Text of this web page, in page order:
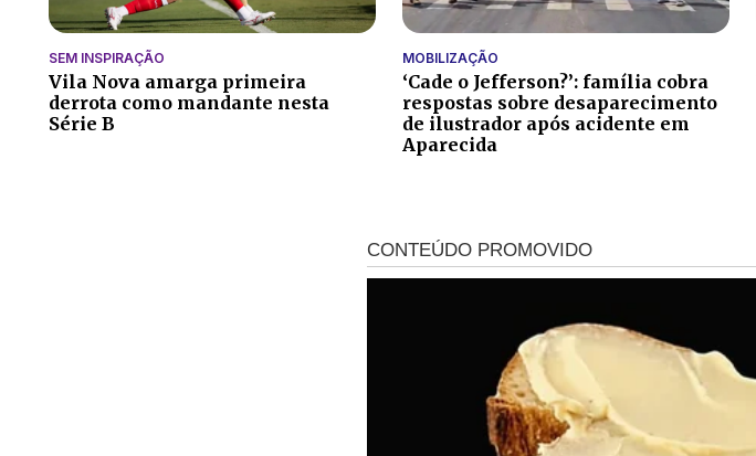
SEM INSPIRAÇÃO
Vila Nova amarga primeira
derrota como mandante nesta
Série B
MOBILIZAÇÃO
‘Cade o Jefferson?’: família cobra
respostas sobre desaparecimento
de ilustrador após acidente em
Aparecida